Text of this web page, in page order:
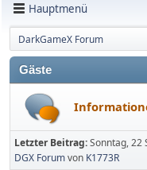
Hauptmenü
DarkGameX Forum
Gäste
Letzter Beitrag:Sonntag, 22
DGX Forumvon K1773R